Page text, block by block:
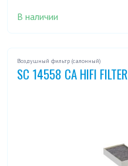
В наличии
Воздушный фильтр (салонный)
SC 14558 CA HIFI FILTER